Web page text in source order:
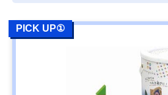
PICK UP①